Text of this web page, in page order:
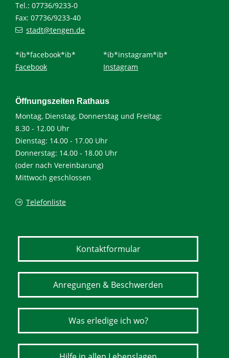
Tel.: 07736/9233-0
Fax: 07736/9233-40
stadt@tengen.de
*ib*facebook*ib*
Facebook
*ib*instagram*ib*
Instagram
Öffnungszeiten Rathaus
Montag, Dienstag, Donnerstag und Freitag:
8.30 - 12.00 Uhr
Dienstag: 14.00 - 17.00 Uhr
Donnerstag: 14.00 - 18.00 Uhr
(oder nach Vereinbarung)
Mittwoch geschlossen
Telefonliste
Kontaktformular
Anregungen & Beschwerden
Was erledige ich wo?